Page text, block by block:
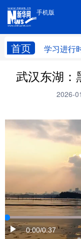
手机版
首页 学习进行
手机版
学习进行时
台湾 思
科技
法律 中
食品
武汉东湖：
2026-
0:00/0:37